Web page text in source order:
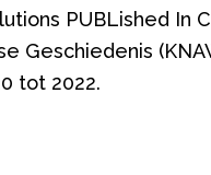
PUBLished
Geschiedenis
tot 2022.